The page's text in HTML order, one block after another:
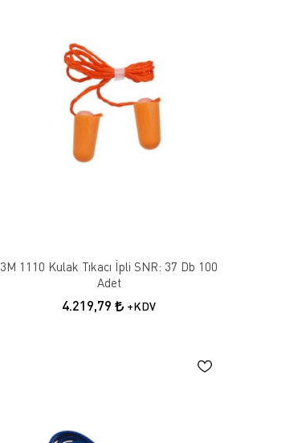
3M 1110 Kulak Tıkacı İpli SNR: 37 Db 100
Adet
4.219,79 +KDV